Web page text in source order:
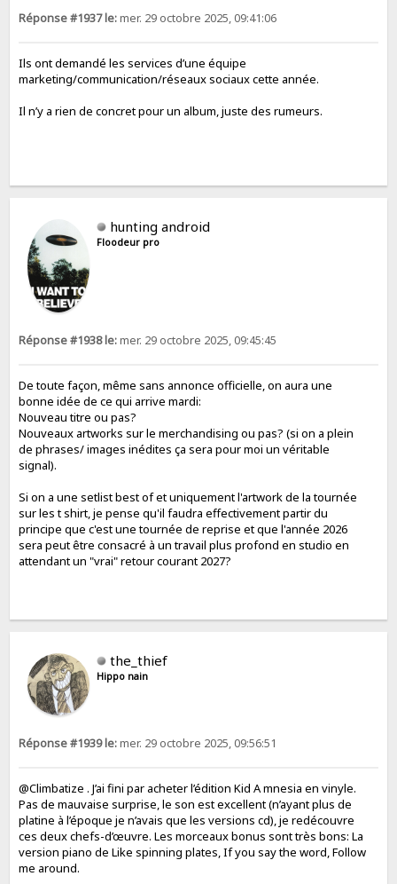
Réponse #1937 le:mer. 29 octobre 2025, 09:41:06
Ils ont demandé les services d’une équipe
marketing/communication/réseaux sociaux cette année.
Il n’y a rien de concret pour un album, juste des rumeurs.
hunting android
Floodeur pro
Réponse #1938 le:mer. 29 octobre 2025, 09:45:45
De toute façon, même sans annonce officielle, on aura une
bonne idée de ce qui arrive mardi:
Nouveau titre ou pas?
Nouveaux artworks sur le merchandising ou pas? (si on a plein
de phrases/ images inédites ça sera pour moi un véritable
signal).
Si on a une setlist best of et uniquement l'artwork de la tournée
sur les t shirt, je pense qu'il faudra effectivement partir du
principe que c'est une tournée de reprise et que l'année 2026
sera peut être consacré à un travail plus profond en studio en
attendant un "vrai" retour courant 2027?
the_thief
Hippo nain
Réponse #1939 le:mer. 29 octobre 2025, 09:56:51
@Climbatize . J’ai fini par acheter l’édition Kid A mnesia en vinyle.
Pas de mauvaise surprise, le son est excellent (n’ayant plus de
platine à l’époque je n’avais que les versions cd), je redécouvre
ces deux chefs-d’œuvre. Les morceaux bonus sont très bons: La
version piano de Like spinning plates, If you say the word, Follow
me around.